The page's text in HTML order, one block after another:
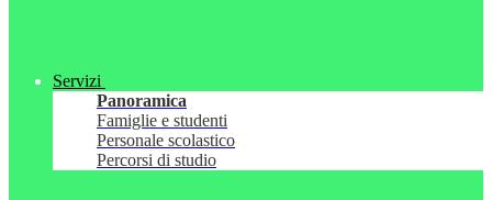
Servizi
Panoramica
Famiglie e studenti
Personale scolastico
Percorsi di studio